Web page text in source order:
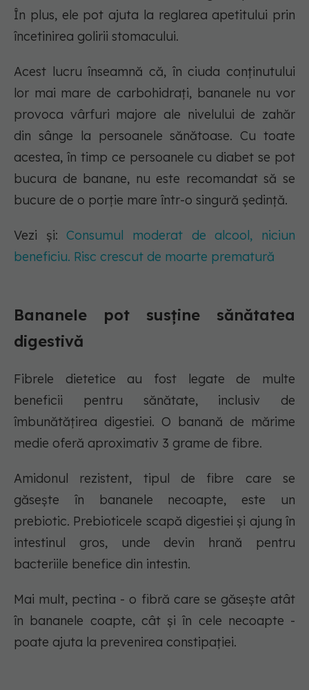
În plus, ele pot ajuta la reglarea apetitului prin
încetinirea golirii stomacului.
Acest lucru înseamnă că, în ciuda conținutului
lor mai mare de carbohidrați, bananele nu vor
provoca vârfuri majore ale nivelului de zahăr
din sânge la persoanele sănătoase. Cu toate
acestea, în timp ce persoanele cu diabet se pot
bucura de banane, nu este recomandat să se
bucure de o porție mare într-o singură ședință.
Vezi și:Consumul moderat de alcool, niciun
beneficiu. Risc crescut de moarte prematură
Bananele pot susține sănătatea
digestivă
Fibrele dietetice au fost legate de multe
beneficii pentru sănătate, inclusiv de
îmbunătățirea digestiei. O banană de mărime
medie oferă aproximativ 3 grame de fibre.
Amidonul rezistent, tipul de fibre care se
găsește în bananele necoapte, este un
prebiotic. Prebioticele scapă digestiei și ajung în
intestinul gros, unde devin hrană pentru
bacteriile benefice din intestin.
Mai mult, pectina - o fibră care se găsește atât
în bananele coapte, cât și în cele necoapte -
poate ajuta la prevenirea constipației.